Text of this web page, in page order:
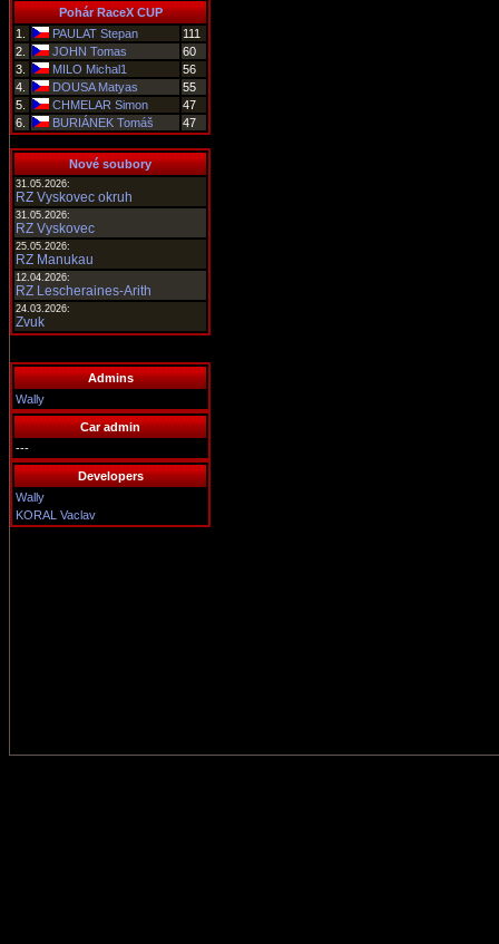
Pohár RaceX CUP
1.
PAULAT Stepan
111
2.
JOHN Tomas
60
3.
MILO Michal1
56
4.
DOUSA Matyas
55
5.
CHMELAR Simon
47
6.
BURIÁNEK Tomáš 47
Nové soubory
31.05.2026:
RZ Vyskovec okruh
31.05.2026:
RZ Vyskovec
25.05.2026:
RZ Manukau
12.04.2026:
RZ Lescheraines-Arith
24.03.2026:
Zvuk
Admins
Wally
Car admin
---
Developers
Wally
KORAL Vaclav